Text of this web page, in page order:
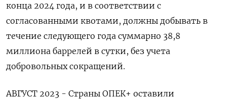
конца 2024 года, и в соответствии с
согласованными квотами, должны добывать в
течение следующего года суммарно 38,8
миллиона баррелей в сутки, без учета
добровольных сокращений.
АВГУСТ 2023 - Страны ОПЕК+ оставили